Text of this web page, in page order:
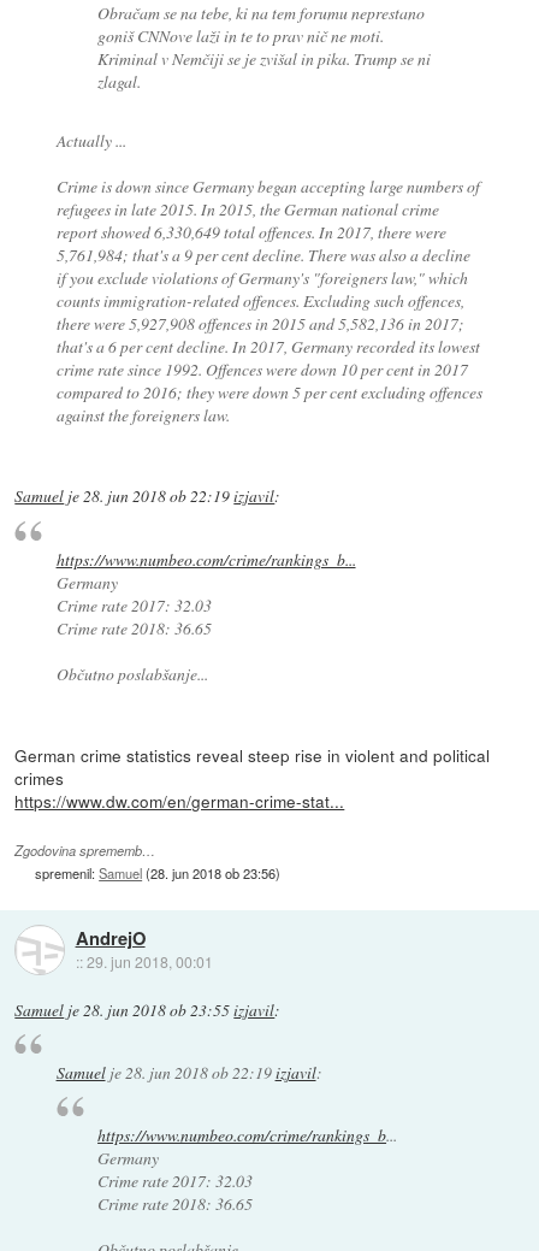
Obračam se na tebe, ki na tem forumu neprestano
goniš CNNove laži in te to prav nič ne moti.
Kriminal v Nemčiji se je zvišal in pika. Trump se ni
zlagal.
Actually ...
Crime is down since Germany began accepting large numbers of
refugees in late 2015. In 2015, the German national crime
report showed 6,330,649 total offences. In 2017, there were
5,761,984; that's a 9 per cent decline. There was also a decline
if you exclude violations of Germany's "foreigners law," which
counts immigration-related offences. Excluding such offences,
there were 5,927,908 offences in 2015 and 5,582,136 in 2017;
that's a 6 per cent decline. In 2017, Germany recorded its lowest
crime rate since 1992. Offences were down 10 per cent in 2017
compared to 2016; they were down 5 per cent excluding offences
against the foreigners law.
Samuel je28. jun 2018 ob 22:19izjavil:
https://www.numbeo.com/crime/rankings_b...
Germany
Crime rate 2017: 32.03
Crime rate 2018: 36.65
Občutno poslabšanje...
German crime statistics reveal steep rise in violent and political
crimes
https://www.dw.com/en/german-crime-stat...
Zgodovina sprememb…
spremenil:Samuel(28. jun 2018 ob 23:56)
AndrejO
::29. jun 2018, 00:01
Samuel je 28. jun 2018 ob 23:55izjavil:
Samuelje28. jun 2018 ob 22:19izjavil:
https://www.numbeo.com/crime/rankings_b...
Germany
Crime rate 2017: 32.03
Crime rate 2018: 36.65